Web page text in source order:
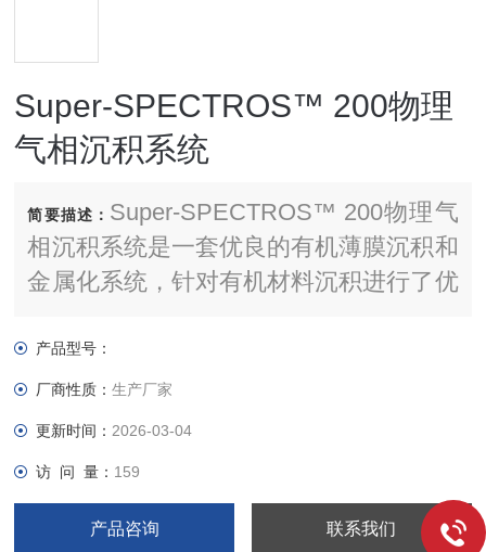
Super-SPECTROS™ 200物理
气相沉积系统
简要描述： Super-SPECTROS™ 200物理气
相沉积系统是一套优良的有机薄膜沉积和
金属化系统，针对有机材料沉积进行了优
沉积多种材料，如氧化硅、氮化硅、氧氮
化硅、非晶硅等硅基薄膜，以及各种金属
薄膜，在半导体、光电等领域有广泛应用
产品型号：
厂商性质：生产厂家
更新时间： 2026-03-04
访 问 量： 159
产品咨询 联系我们